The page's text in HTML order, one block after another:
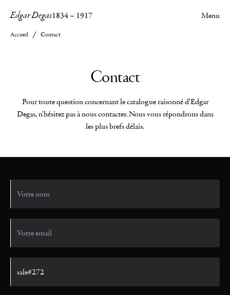
Edgar Degas1834– 1917 Menu
Accueil Contact
Contact
Pour toute question concernant le catalogue raisonné d'Edgar
Degas, n'hésitez pas à nous contacter. Nous vous répondrons dans
les plus brefs délais.